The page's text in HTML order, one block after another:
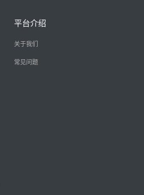
平台介绍
关于我们
常见问题